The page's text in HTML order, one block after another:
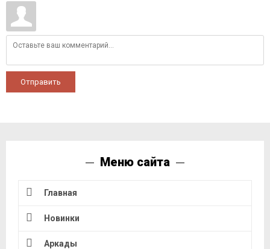
Отправить
Меню сайта
Главная
Новинки
Аркады